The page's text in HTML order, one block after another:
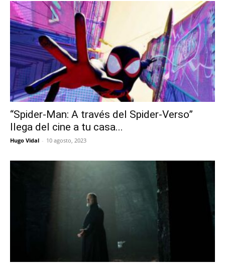
“Spider-Man: A través del Spider-Verso”
llega del cine a tu casa...
Hugo Vidal - 10 agosto, 2023